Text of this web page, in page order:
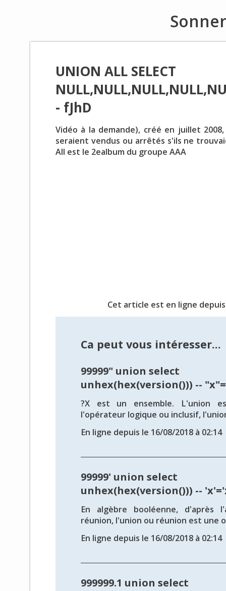
UNION ALL SELECT
- fJhD
Vidéo à la demande), créé en juillet
seraient vendus ou arrêtés s'ils ne
All est le 2ealbum du groupe AAA
Cet article est en ligne depuis
Ca peut vous intéresser...
99999" union select
unhex(hex(version())) --
?X est un ensemble. L'union
l'opérateur logique ou inclusif,
En ligne depuis le 16/08/2018 à 02:14
99999' union select
unhex(hex(version())) --
En algèbre booléenne, d'après
réunion, l'union ou réunion est une
En ligne depuis le 16/08/2018 à 02:14
999999.1 union select